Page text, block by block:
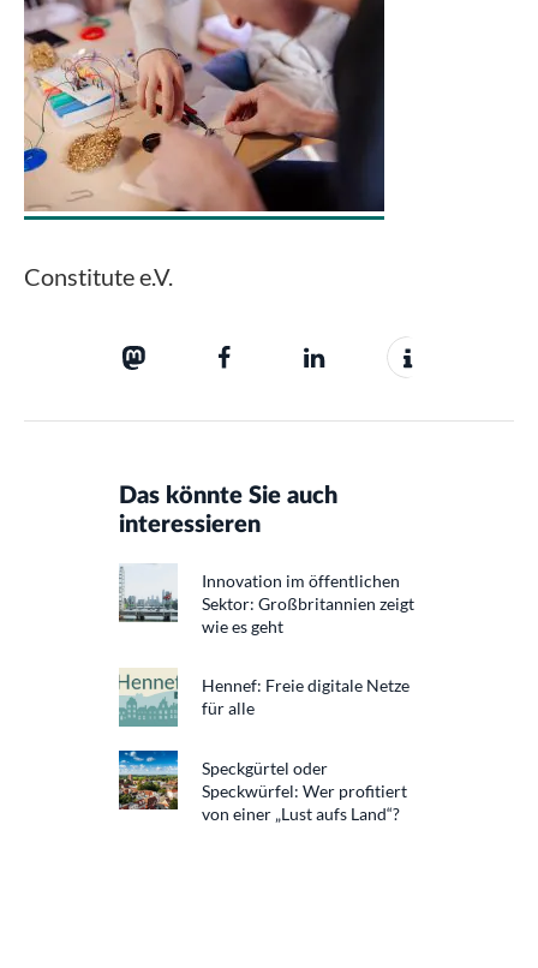
Constitute e.V.
Das könnte Sie auch
interessieren
Innovation im öffentlichen
Sektor: Großbritannien zeigt
wie es geht
Hennef: Freie digitale Netze
für alle
Speckgürtel oder
Speckwürfel: Wer profitiert
von einer „Lust aufs Land“?